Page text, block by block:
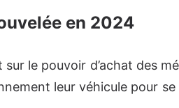
en 2024
le pouvoir d’achat des
leur véhicule pour se